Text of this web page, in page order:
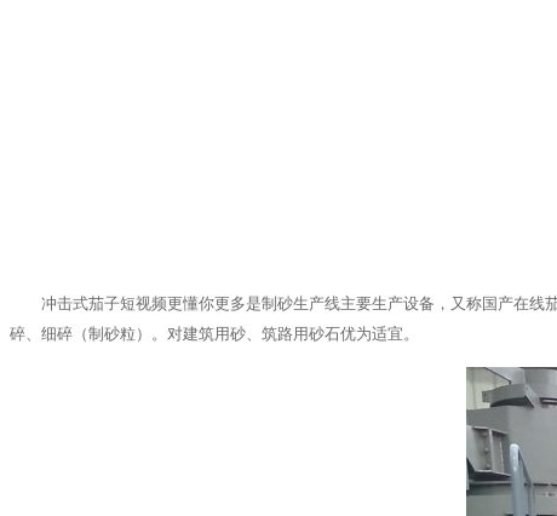
冲击式茄子短视频更懂你更多是制砂生产线主要生产设备，又称国产在
碎、细碎（制砂粒）。对建筑用砂、筑路用砂石优为适宜。